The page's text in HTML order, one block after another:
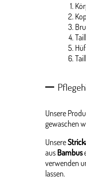
Unsere
gewaschen
Unsere
aus Bambus
verwenden
lassen.